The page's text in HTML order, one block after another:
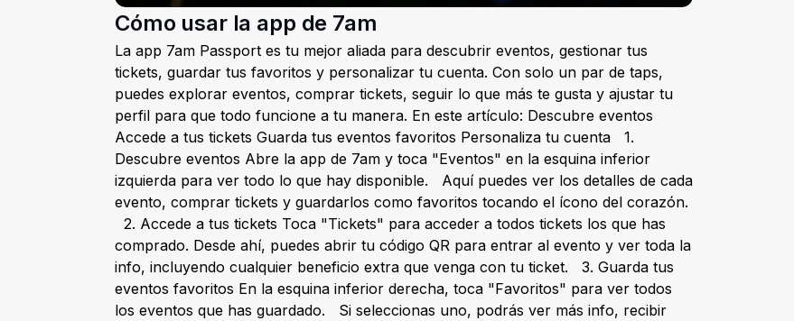
Cómo usar la app de 7am
La app 7am Passport es tu mejor aliada para descubrir eventos, gestionar tus
tickets, guardar tus favoritos y personalizar tu cuenta. Con solo un par de taps,
puedes explorar eventos, comprar tickets, seguir lo que más te gusta y ajustar tu
perfil para que todo funcione a tu manera. En este artículo: Descubre eventos
Accede a tus tickets Guarda tus eventos favoritos Personaliza tu cuenta 1.
Descubre eventos Abre la app de 7am y toca "Eventos" en la esquina inferior
izquierda para ver todo lo que hay disponible. Aquí puedes ver los detalles de cada
evento, comprar tickets y guardarlos como favoritos tocando el ícono del corazón.
2. Accede a tus tickets Toca "Tickets" para acceder a todos tickets los que has
comprado. Desde ahí, puedes abrir tu código QR para entrar al evento y ver toda la
info, incluyendo cualquier beneficio extra que venga con tu ticket. 3. Guarda tus
eventos favoritos En la esquina inferior derecha, toca "Favoritos" para ver todos
los eventos que has guardado. Si seleccionas uno, podrás ver más info, recibir